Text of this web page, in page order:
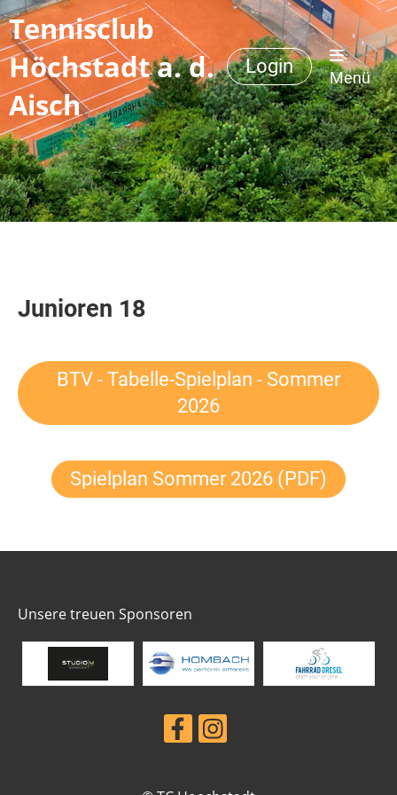
Tennisclub
Höchstadt a. d.
Aisch
Login
Menü
Junioren 18
BTV - Tabelle-Spielplan - Sommer
2026
Spielplan Sommer 2026 (PDF)
Unsere treuen Sponsoren